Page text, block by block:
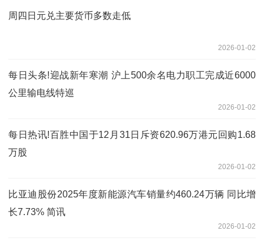
周四日元兑主要货币多数走低
2026-01-02
每日头条!迎战新年寒潮 沪上500余名电力职工完成近6000
公里输电线特巡
2026-01-02
每日热讯!百胜中国于12月31日斥资620.96万港元回购1.68
万股
2026-01-02
比亚迪股份2025年度新能源汽车销量约460.24万辆 同比增
长7.73% 简讯
2026-01-02